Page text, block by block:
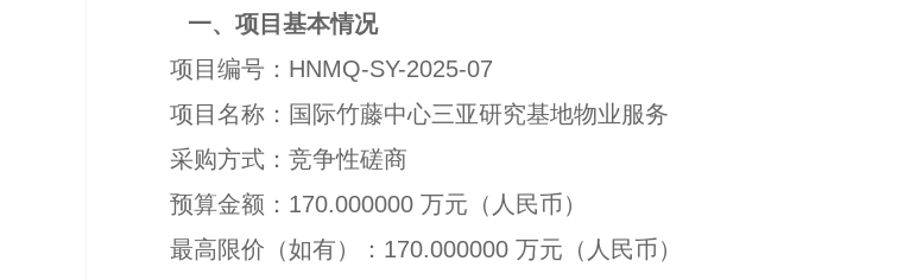
一、项目基本情况
项目编号： HNMQ-SY-2025-07
项目名称：国际竹藤中心三亚研究基地物业服务
采购方式：竞争性磋商
预算金额： 170.000000 万元（人民币）
最高限价（如有）： 170.000000 万元（人民币）